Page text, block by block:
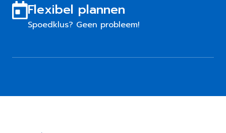
Flexibel plannen
Spoedklus? Geen probleem!